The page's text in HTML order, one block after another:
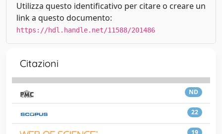
Utilizza questo identificativo per citare o creare un
link a questo documento:
https://hdl.handle.net/11588/201486
Citazioni
ND
22